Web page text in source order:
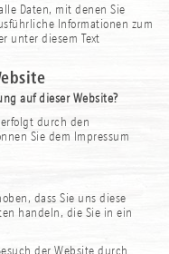
Daten, mit denen Sie
Informationen zum
unter diesem Text
auf dieser Website?
durch den
Sie dem Impressum
dass Sie uns diese
handeln, die Sie in ein
der Website durch